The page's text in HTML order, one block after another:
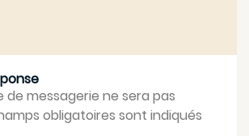
de messagerie ne sera pas
obligatoires sont indiqués